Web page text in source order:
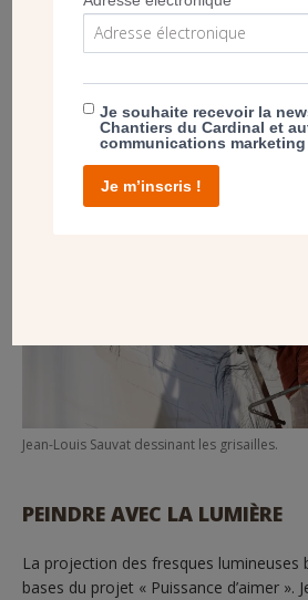
une aura particulière à l’universalité
baptême et à la figure de sainte
vasques »,
Jean-Louis Sauvat dessinant les grisailles.
PEINDRE AVEC LA LUMIÈRE
La projection des fresques lumineuses
bases du projet « Puissance d’aimer ».
Je souhaite recevoir la
Chantiers du Cardinal et
communications marketing
Je m’inscris !